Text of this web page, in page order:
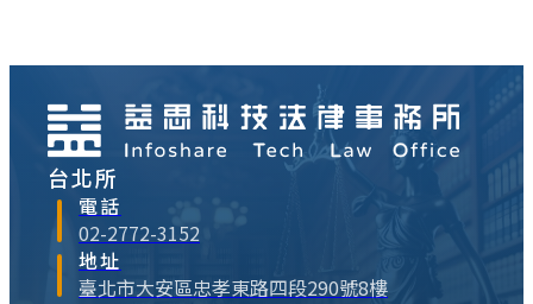
台北所
電話
02-2772-3152
地址
臺北市大安區忠孝東路四段290號8樓